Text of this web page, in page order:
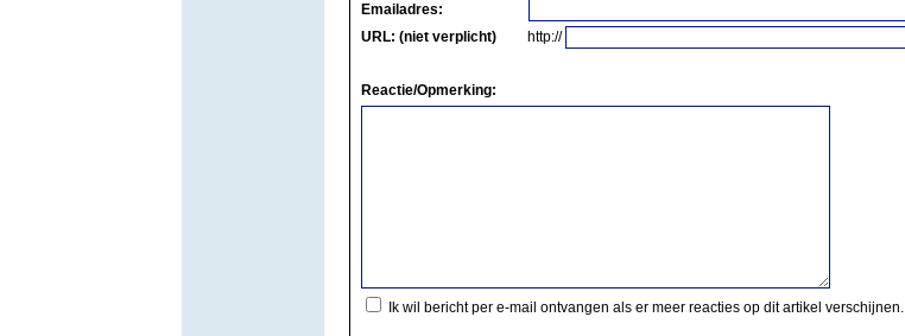
Emailadres:
URL: (niet verplicht)
http://
Reactie/Opmerking:
Ik wil bericht per e-mail ontvangen als er meer reacties op dit artikel verschijnen.